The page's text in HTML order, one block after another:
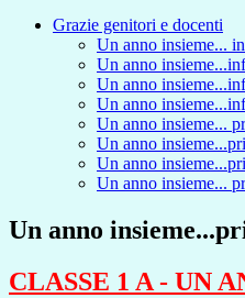
Grazie genitori e docenti
Un anno insieme...
Un anno
Un anno
Un anno
Un anno insieme...
Un anno
Un anno
Un anno insieme...
Un anno
CLASSE 1 A - UN